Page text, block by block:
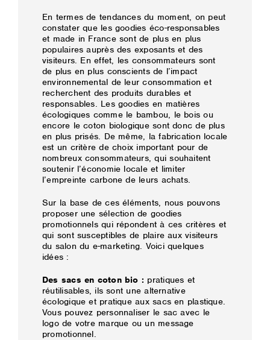
En termes de tendances du moment, on peut
constater que les goodies éco-responsables
et made in France sont de plus en plus
populaires auprès des exposants et des
visiteurs. En effet, les consommateurs sont
de plus en plus conscients de l’impact
environnemental de leur consommation et
recherchent des produits durables et
responsables. Les goodies en matières
écologiques comme le bambou, le bois ou
encore le coton biologique sont donc de plus
en plus prisés. De même, la fabrication locale
est un critère de choix important pour de
nombreux consommateurs, qui souhaitent
soutenir l’économie locale et limiter
l’empreinte carbone de leurs achats.
Sur la base de ces éléments, nous pouvons
proposer une sélection de goodies
promotionnels qui répondent à ces critères et
qui sont susceptibles de plaire aux visiteurs
du salon du e-marketing. Voici quelques
idées :
Des sacs en coton bio : pratiques et
réutilisables, ils sont une alternative
écologique et pratique aux sacs en plastique.
Vous pouvez personnaliser le sac avec le
logo de votre marque ou un message
promotionnel.